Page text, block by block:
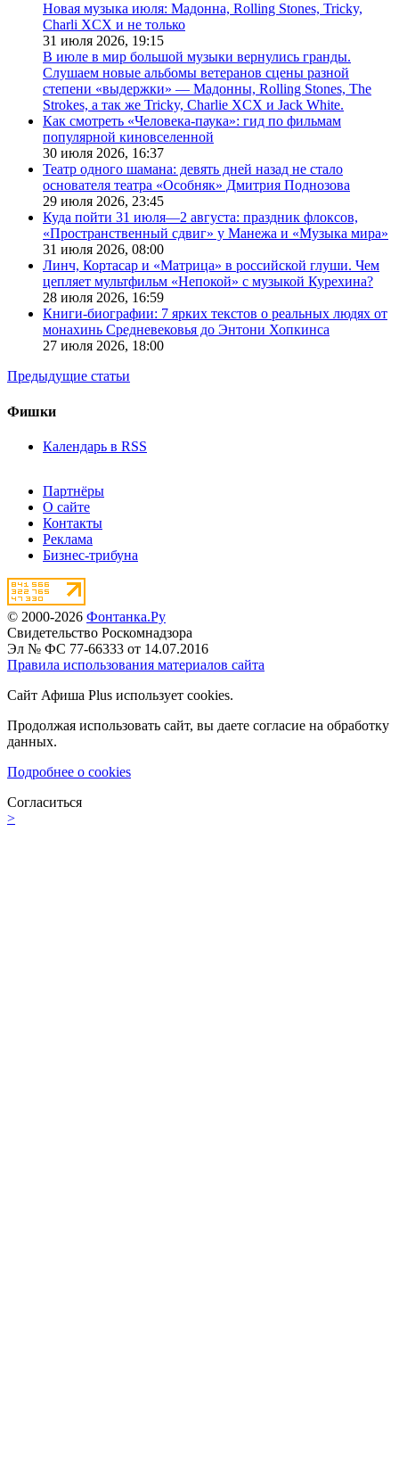
Новая музыка июля: Мадонна, Rolling Stones, Tricky,
Charli XCX и не только
31 июля 2026, 19:15
В июле в мир большой музыки вернулись гранды.
Слушаем новые альбомы ветеранов сцены разной
степени «выдержки» — Мадонны, Rolling Stones, The
Strokes, а так же Tricky, Charlie XCX и Jack White.
Как смотреть «Человека-паука»: гид по фильмам
популярной киновселенной
30 июля 2026, 16:37
Театр одного шамана: девять дней назад не стало
основателя театра «Особняк» Дмитрия Поднозова
29 июля 2026, 23:45
Куда пойти 31 июля—2 августа: праздник флоксов,
«Пространственный сдвиг» у Манежа и «Музыка мира»
31 июля 2026, 08:00
Линч, Кортасар и «Матрица» в российской глуши. Чем
цепляет мультфильм «Непокой» с музыкой Курехина?
28 июля 2026, 16:59
Книги-биографии: 7 ярких текстов о реальных людях от
монахинь Средневековья до Энтони Хопкинса
27 июля 2026, 18:00
Предыдущие статьи
Фишки
Календарь в RSS
Партнёры
О сайте
Контакты
Реклама
Бизнес-трибуна
© 2000-2026 Фонтанка.Ру
Свидетельство Роскомнадзора
Эл № ФС 77-66333 от 14.07.2016
Правила использования материалов сайта
Сайт Афиша Plus использует cookies.
Продолжая использовать сайт, вы даете согласие на обработку
данных.
Подробнее о cookies
Согласиться
>